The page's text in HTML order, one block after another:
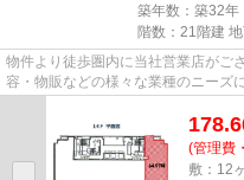
築年数：築32年
階数：21階建
物件より徒歩圏内に当社営業店がご
容・物販などの様々な業種のニーズ
尚、弊社ではおとり広告は一切...
(管理費
敷：12